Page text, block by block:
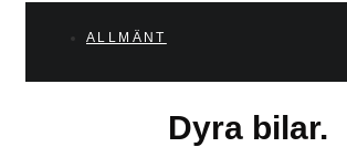
ALLMÄNT
Dyra bilar.